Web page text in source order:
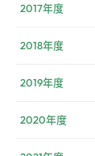
2017年度
2018年度
2019年度
2020年度